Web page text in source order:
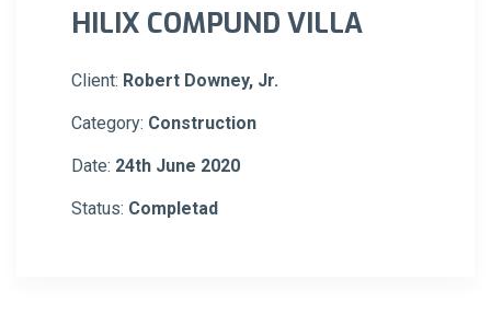
HILIX COMPUND VILLA
Client: Robert Downey, Jr.
Category: Construction
Date: 24th June 2020
Status: Completad